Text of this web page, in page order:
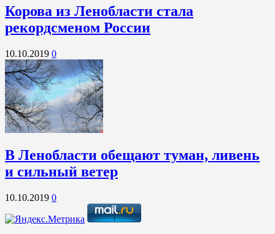
Корова из Ленобласти стала
рекордсменом России
10.10.2019 0
В Ленобласти обещают туман, ливень
и сильный ветер
10.10.2019 0